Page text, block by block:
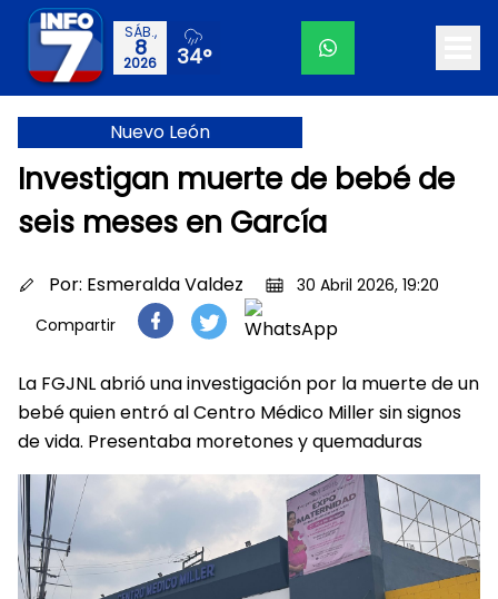
SÁB.,
8
2026 34°
Nuevo León
Investigan muerte de bebé de
seis meses en García
Por: Esmeralda Valdez
30 Abril 2026, 19:20
Compartir
La FGJNL abrió una investigación por la muerte de un
bebé quien entró al Centro Médico Miller sin signos
de vida. Presentaba moretones y quemaduras